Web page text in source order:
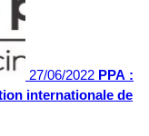
27/06/2022 PPA :
internationale de